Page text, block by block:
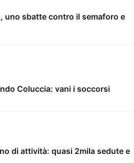
uno sbatte contro il semaforo e
Coluccia: vani i soccorsi
di attività: quasi 2mila sedute e